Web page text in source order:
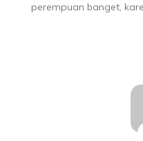
perempuan banget,